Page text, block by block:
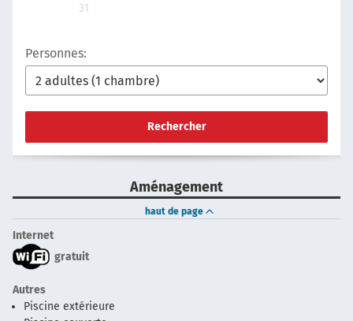
31
Personnes:
Rechercher
Aménagement
haut de page
Internet
gratuit
Autres
Piscine extérieure